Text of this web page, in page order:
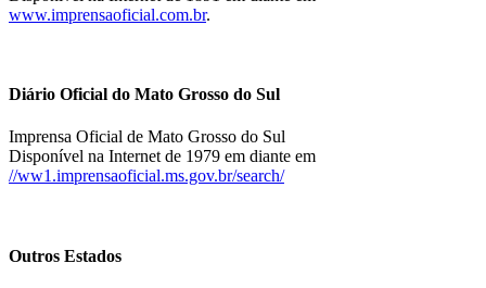
www.imprensaoficial.com.br.
Diário Oficial do Mato Grosso do Sul
Imprensa Oficial de Mato Grosso do Sul
Disponível na Internet de 1979 em diante em
//ww1.imprensaoficial.ms.gov.br/search/
Outros Estados